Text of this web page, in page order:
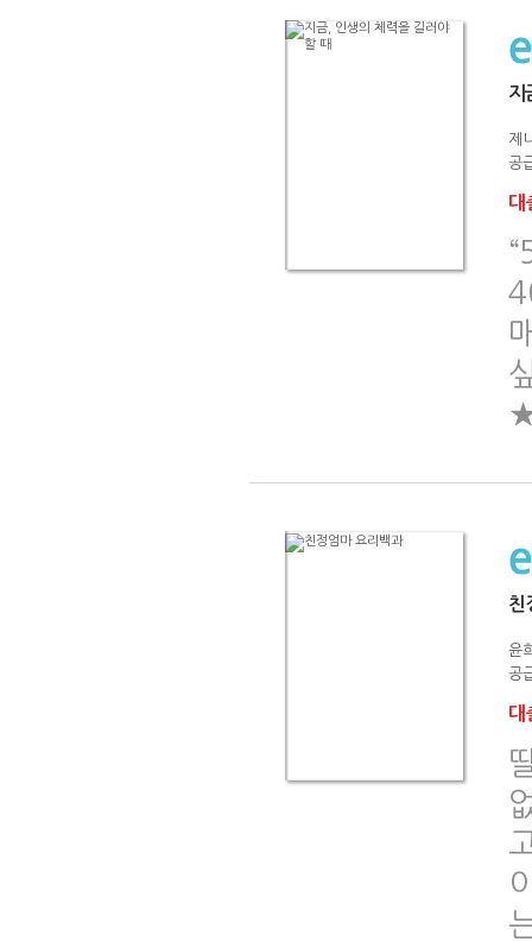
지
제
공
대
친
윤
공
대